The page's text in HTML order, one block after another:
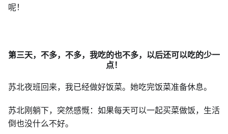
呢！
第三天，不多，不多，我吃的也不多，以后还可以吃的少一
点！
苏北夜班回来，我已经做好饭菜。她吃完饭菜准备休息。
苏北刚躺下，突然感慨：如果每天可以一起买菜做饭，生活
倒也没什么不好。